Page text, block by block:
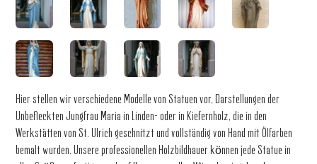
Hier stellen wir verschiedene Modelle von Statuen vor, Darstellungen der
Unbefleckten Jungfrau Maria in Linden- oder in Kiefernholz, die in den
Werkstätten von St. Ulrich geschnitzt und vollständig von Hand mit Ölfarben
bemalt wurden. Unsere professionellen Holzbildhauer können jede Statue in